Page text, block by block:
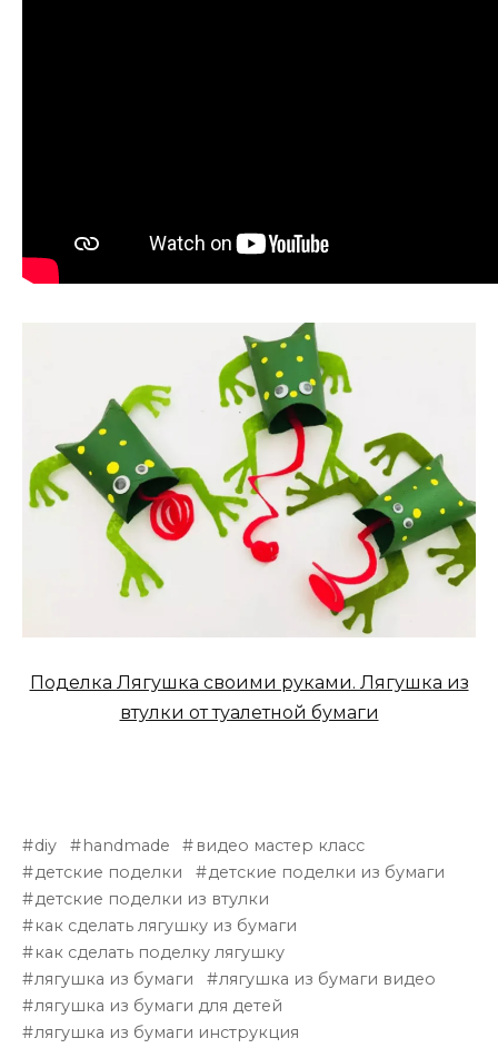
Поделка Лягушка своими руками. Лягушка из
втулки от туалетной бумаги
diy handmade
видео мастер класс
детские поделки
детские поделки из бумаги
детские поделки из втулки
как сделать лягушку из бумаги
как сделать поделку лягушку
лягушка из бумаги
лягушка из бумаги видео
лягушка из бумаги для детей
лягушка из бумаги инструкция